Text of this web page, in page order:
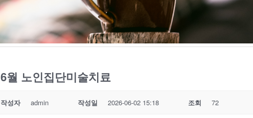
6월 노인집단미술치료
작성자 admin 작성일 2026-06-02 15:18 조회 72